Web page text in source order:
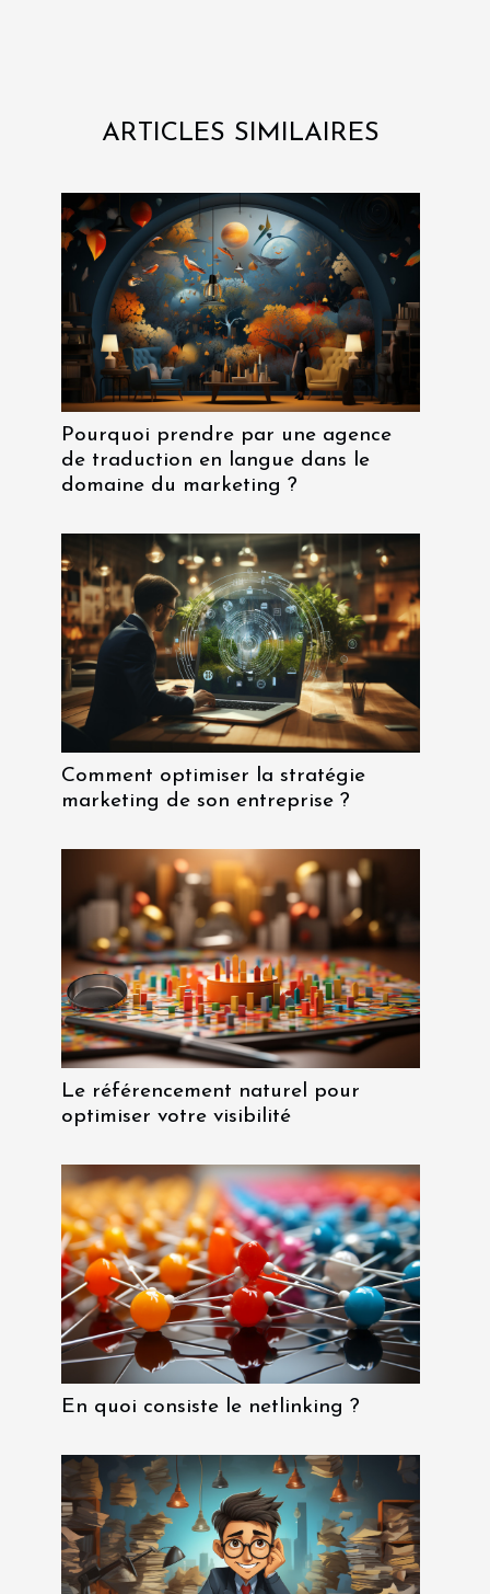
ARTICLES SIMILAIRES
Pourquoi prendre par une agence
de traduction en langue dans le
domaine du marketing ?
Comment optimiser la stratégie
marketing de son entreprise ?
Le référencement naturel pour
optimiser votre visibilité
En quoi consiste le netlinking ?